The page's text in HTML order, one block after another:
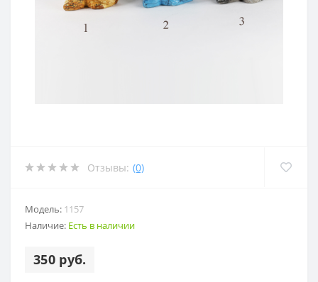
Отзывы: (0)
Модель: 1157
Наличие: Есть в наличии
350 руб.